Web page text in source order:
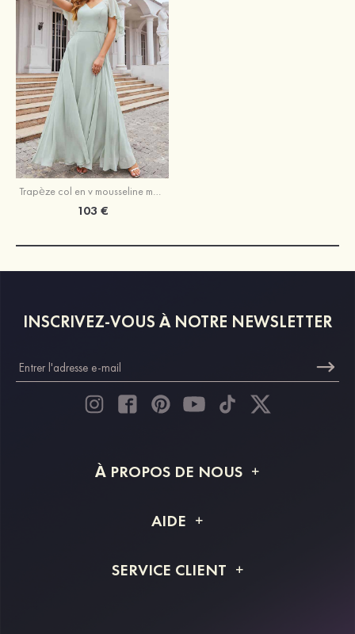
Trapèze col en v mousseline manches courtes longueur ras du sol robe de demoiselle d'honneur
103 €
INSCRIVEZ-VOUS À NOTRE NEWSLETTER
À PROPOS DE NOUS
Livraison
AIDE
Retour et remboursement
SERVICE CLIENT